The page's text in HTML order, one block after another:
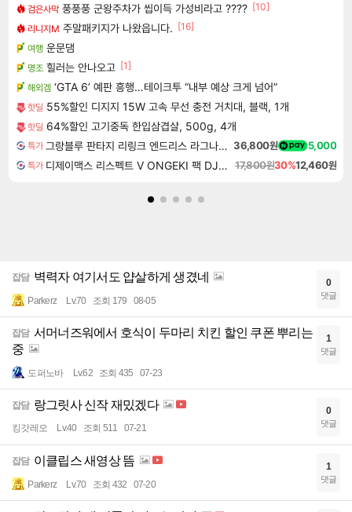
검은사막 풍풍풍 군왕주차가 씹이득 가성비라고 ???? [10]
리니지M 주말패키지가 나왔읍니다. [16]
여행 운문댐
명조 힐러는 안나오고 [1]
해외겜 ‘GTA 6’ 예판 흥행…테이크투 “내부 예상 크게 넘어”
핫딜 55%할인 디지지 15W 고속 무선 충전 거치대, 블랙, 1개
핫딜 64%할인 고기중독 한입삼겹살, 500g, 4개
특가 그랑블루 판타지 리링크 엔드리스 라그나로크 업그레이드 킷 Granblue Fantasy Relink Endless Ragnarok Upgrade Kit DLC 36,800원 5,000
특가 디제이맥스 리스펙트 V ONGEKI 팩 DJMAX RESPECT V ONGEKI Pack DLC 17,800원30%12,460원
잡담 벽력자 여기서도 얍살하게 생겼네
Parkerz Lv.70 조회 179 08-05
0
댓글
잡담 서머너즈워에서 호식이 두마리 치킨 할인 쿠폰 뿌리는
중
도퍼노바 Lv.62 조회 435 07-23
1
댓글
잡담 랑그릿사 신작 재밌겠다
킹갓레오 Lv.40 조회 511 07-21
0
댓글
잡담 이클립스 새영상 뜸
Parkerz Lv.70 조회 432 07-20
1
댓글